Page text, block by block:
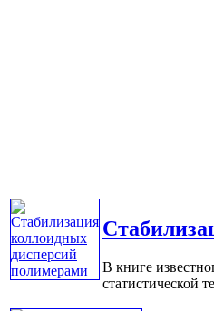
В книге
статистической